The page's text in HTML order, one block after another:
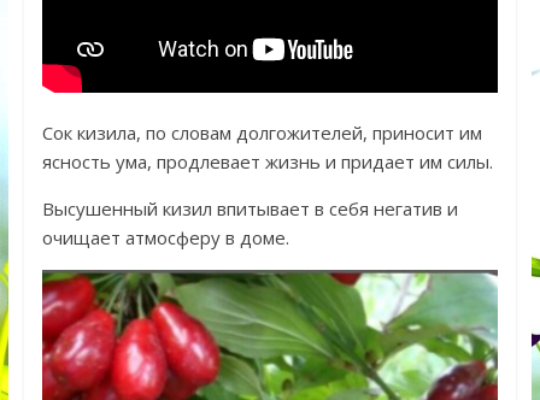
Сок кизила, по словам долгожителей, приносит им
ясность ума, продлевает жизнь и придает им силы.
Высушенный кизил впитывает в себя негатив и
очищает атмосферу в доме.